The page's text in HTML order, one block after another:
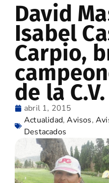
David
Isabel
Carpio,
de la C.V.
abril 1, 2015
Actualidad,Avisos,
Destacados